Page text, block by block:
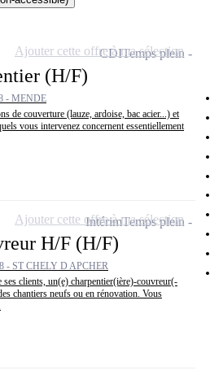
(H/F)
- MENDE
de couverture (lauze, ardoise, bac acier...) et
vous intervenez concernent essentiellement
CDITemps plein
Ajouter cette offre à ma sélection
H/F (H/F)
- ST CHELY D APCHER
clients, un(e) charpentier(ière)-couvreur(-
chantiers neufs ou en rénovation. Vous
IntérimTemps plein
Ajouter cette offre à ma sélection